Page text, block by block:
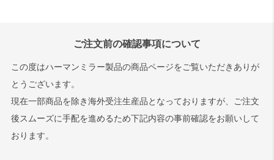
ご注文前の確認事項について
この度はハーマンミラー製品の商品ページをご覧いただきありが
とうございます。
現在一部商品を除き海外受注生産品となっておりますが、ご注文
後スムーズに手配を進めるため下記内容の事前確認をお願いして
おります。